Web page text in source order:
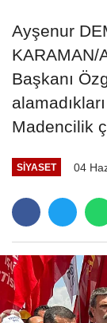
Ayşenur
KARAMAN/
Başkanı
Madencilik
SIYASET 04